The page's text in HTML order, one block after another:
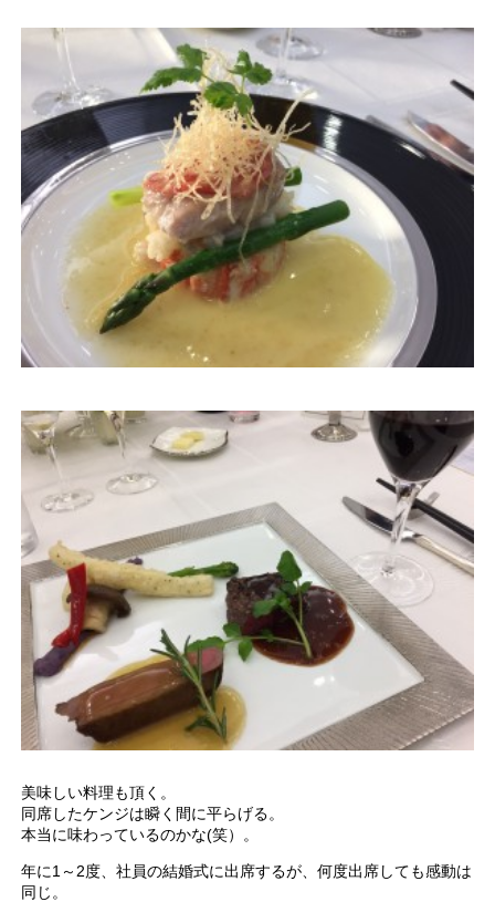
美味しい料理も頂く。
同席したケンジは瞬く間に平らげる。
本当に味わっているのかな(笑）。
年に1～2度、社員の結婚式に出席するが、何度出席しても感動は
同じ。